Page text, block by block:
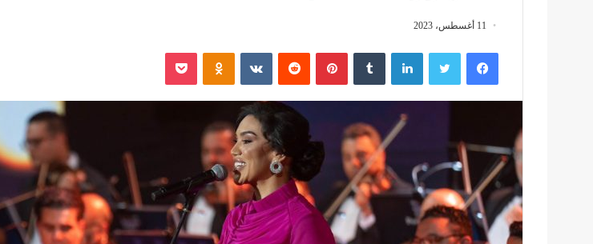
11 أغسطس، 2023
فيسبوك تويتر لينكدإن بينتيريست Odnoklassniki
بوكيت